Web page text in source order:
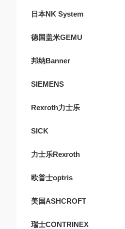
日本NK System
德国盖米GEMU
邦纳Banner
SIEMENS
Rexroth力士乐
SICK
力士乐Rexroth
欧普士optris
美国ASHCROFT
瑞士CONTRINEX